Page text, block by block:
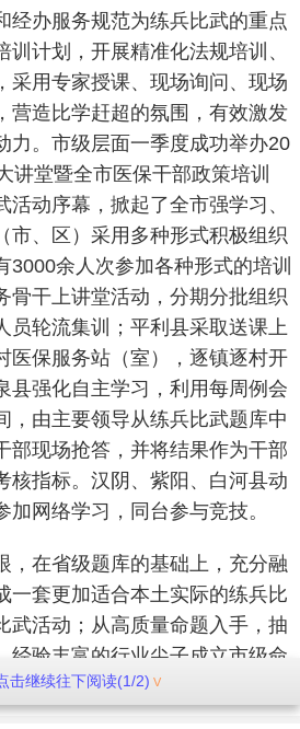
经办服务规范为练兵比武的重点
训计划，开展精准化法规培训、
采用专家授课、现场询问、现场
营造比学赶超的氛围，有效激发
力。市级层面一季度成功举办20
讲堂暨全市医保干部政策培训
动序幕，掀起了全市强学习、
市、区）采用多种形式积极组织
3000余人次参加各种形式的培训
骨干上讲堂活动，分期分批组织
员轮流集训；平利县采取送课上
医保服务站（室），逐镇逐村开
县强化自主学习，利用每周例会
，由主要领导从练兵比武题库中
部现场抢答，并将结果作为干部
核指标。汉阴、紫阳、白河县动
加网络学习，同台参与竞技。
，在省级题库的基础上，充分融
一套更加适合本土实际的练兵比
武活动；从高质量命题入手，抽
经验丰富的行业尖子成立市级命
，确保考题定位准、比武质量
，结合市县镇村经办机构不同的
击继续往下阅读(1/2)